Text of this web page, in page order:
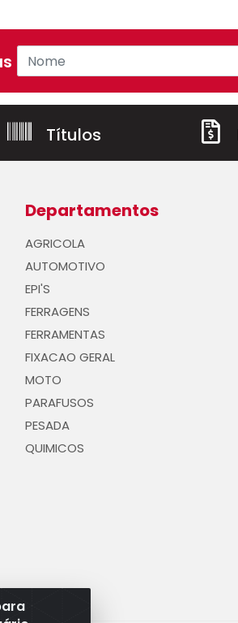
ofertas!
Títulos
Departamentos
AGRICOLA
AUTOMOTIVO
EPI'S
FERRAGENS
FERRAMENTAS
FIXACAO GERAL
MOTO
PARAFUSOS
PESADA
QUIMICOS